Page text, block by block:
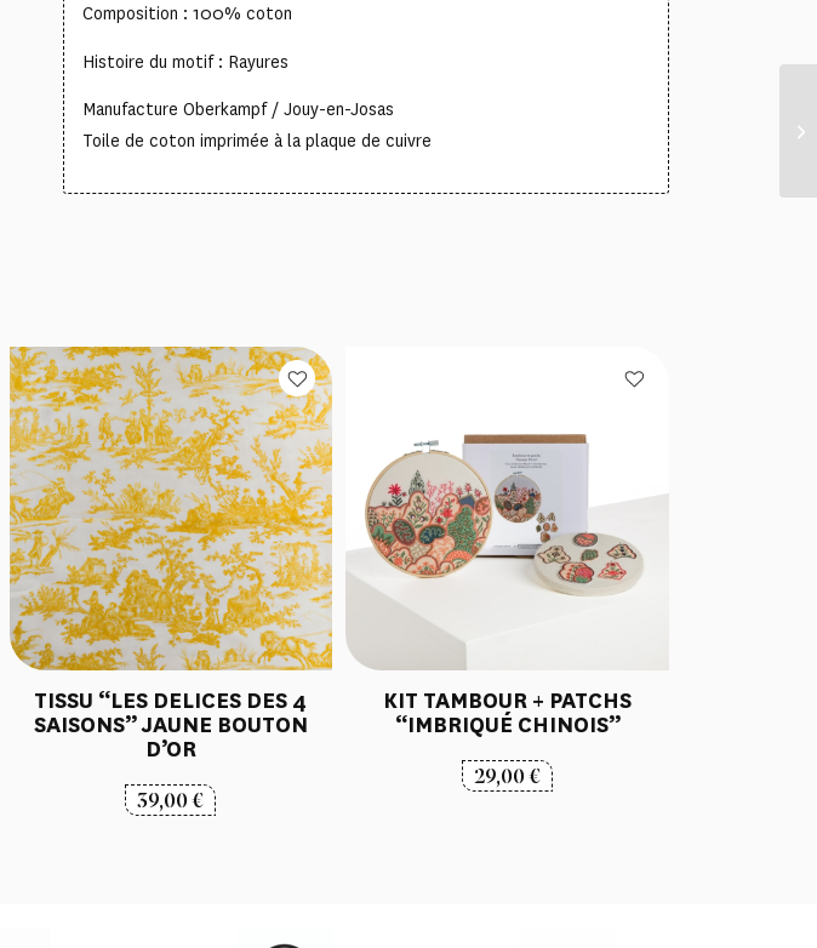
Composition : 100% coton
Histoire du motif : Rayures
Manufacture Oberkampf / Jouy-en-Josas
Toile de coton imprimée à la plaque de cuivre
TISSU “LES DELICES DES 4
SAISONS” JAUNE BOUTON
D’OR
39,00€
KIT TAMBOUR + PATCHS
“IMBRIQUÉ CHINOIS”
29,00€